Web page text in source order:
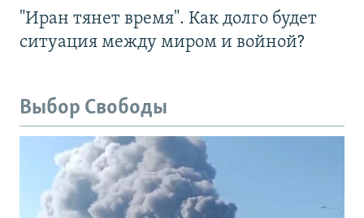
"Иран тянет время". Как долго будет
ситуация между миром и войной?
Выбор Свободы